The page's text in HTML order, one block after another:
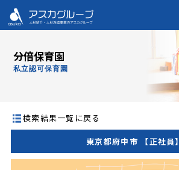
分倍保育園
私立認可保育園
検索結果一覧に戻る
東京都府中市 【正社員】